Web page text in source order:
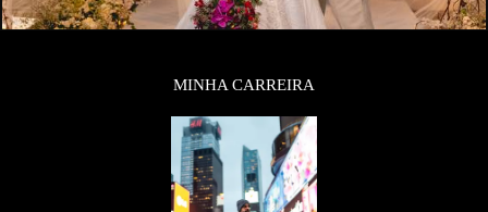
MINHA CARREIRA